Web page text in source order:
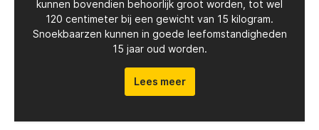
kunnen bovendien behoorlijk groot worden, tot wel
120 centimeter bij een gewicht van 15 kilogram.
Snoekbaarzen kunnen in goede leefomstandigheden
15 jaar oud worden.
Lees meer